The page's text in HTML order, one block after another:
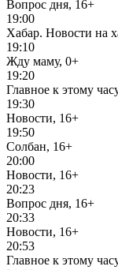
Вопрос дня, 16+
19:00
Хабар. Новости на
19:10
Жду маму, 0+
19:20
Главное к этому
19:30
Новости, 16+
19:50
Солбан, 16+
20:00
Новости, 16+
20:23
Вопрос дня, 16+
20:33
Новости, 16+
20:53
Главное к этому